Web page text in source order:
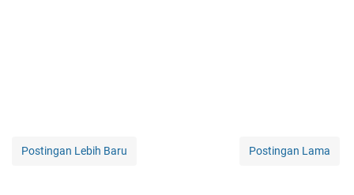
Postingan Lebih Baru Postingan Lama